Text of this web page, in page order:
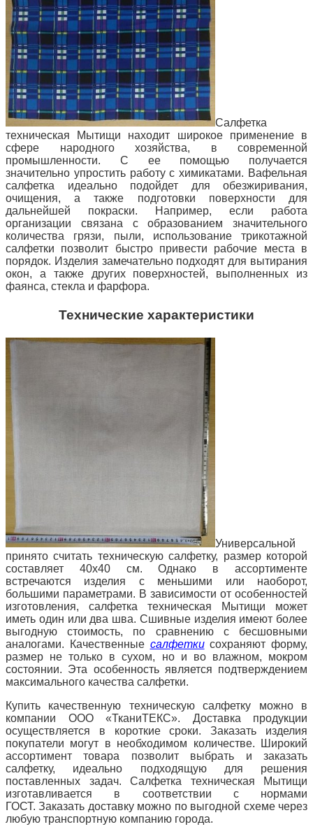
Салфетка
техническая Мытищи находит широкое применение в
сфере народного хозяйства, в современной
промышленности. С ее помощью получается
значительно упростить работу с химикатами. Вафельная
салфетка идеально подойдет для обезжиривания,
очищения,а также подготовки поверхности для
дальнейшей покраски. Например, если работа
организации связана с образованием значительного
количества грязи, пыли, использование трикотажной
салфетки позволит быстро привести рабочие места в
порядок. Изделия замечательно подходят для вытирания
окон, а также других поверхностей, выполненных из
фаянса, стекла и фарфора.
Технические характеристики
Универсальной
принято считать техническую салфетку, размер которой
составляет 40х40 см. Однако в ассортименте
встречаются изделия с меньшими или наоборот,
большими параметрами. В зависимости от особенностей
изготовления, салфетка техническая Мытищи может
иметь один или два шва. Сшивные изделия имеют более
выгодную стоимость, по сравнению с бесшовными
аналогами. Качественные салфеткисохраняют форму,
размер не только в сухом, но и во влажном, мокром
состоянии. Эта особенность является подтверждением
максимального качества салфетки.
Купить качественную техническую салфетку можно в
компании ООО «ТканиТЕКС». Доставка продукции
осуществляется в короткие сроки. Заказать изделия
покупатели могут в необходимом количестве. Широкий
ассортимент товара позволит выбрать и заказать
салфетку, идеально подходящую для решения
поставленных задач. Салфетка техническая Мытищи
изготавливается в соответствии с нормами
ГОСТ. Заказать доставку можно по выгодной схеме через
любую транспортную компанию города.